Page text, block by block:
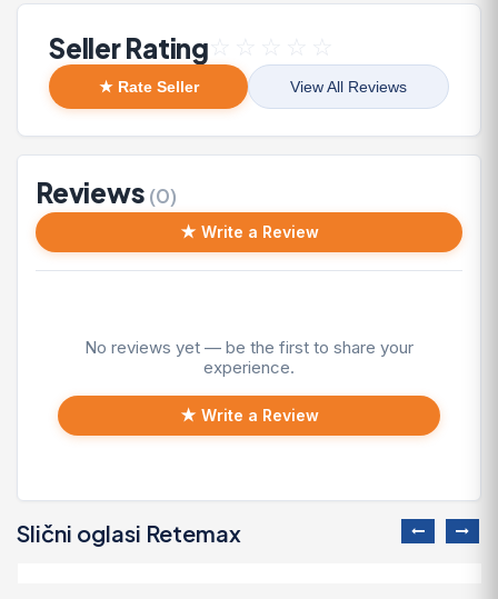
Seller Rating ☆ ☆ ☆ ☆ ☆
★ Rate Seller View All Reviews
Reviews (0)
★ Write a Review
No reviews yet — be the first to share your
experience.
★ Write a Review
Slični oglasi Retemax